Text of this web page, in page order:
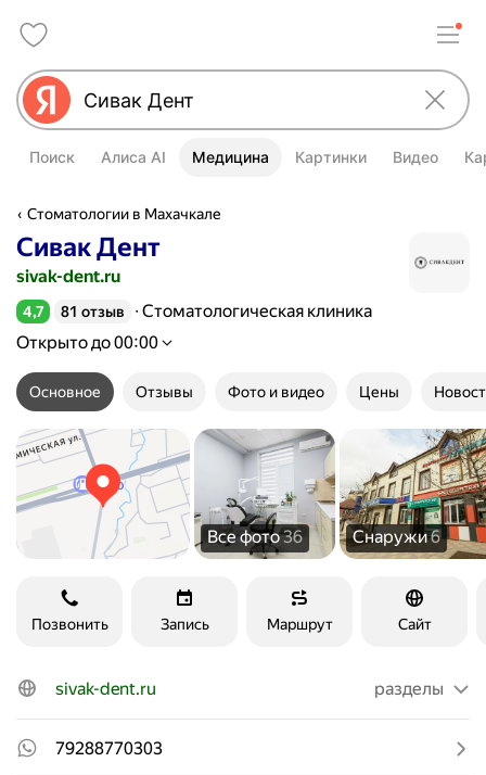
Поиск Алиса AI Медицина Картинки Видео
Стоматологии в Махачкале
Сивак Дент
sivak-dent.ru
Рейтинг 4,7 из 5
4,7 81 отзыв
Стоматологическая клиника
Открыто до 00:00
Основное Отзывы Фото и видео Цены
Все фото36 Снаружи6
Позвонить Запись Маршрут Сайт
sivak-dent.ru разделы
79288770303